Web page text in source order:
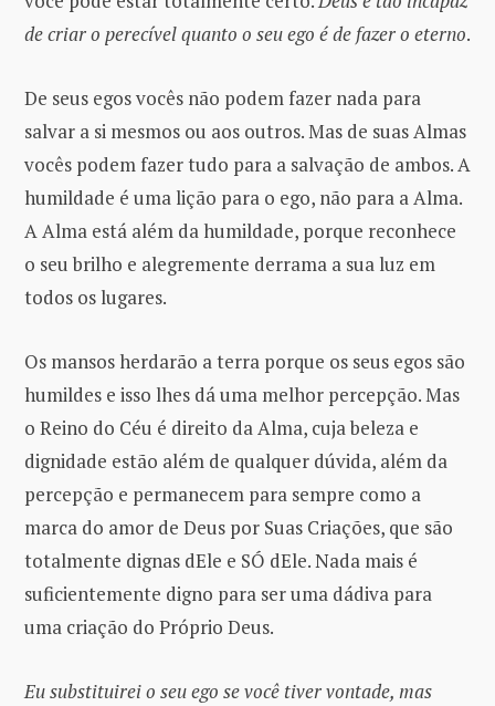
de criar o perecível quanto o seu ego é de fazer o eterno.
De seus egos vocês não podem fazer nada para
salvar a si mesmos ou aos outros. Mas de suas Almas
vocês podem fazer tudo para a salvação de ambos. A
humildade é uma lição para o ego, não para a Alma.
A Alma está além da humildade, porque reconhece
o seu brilho e alegremente derrama a sua luz em
todos os lugares.
Os mansos herdarão a terra porque os seus egos são
humildes e isso lhes dá uma melhor percepção. Mas
o Reino do Céu é direito da Alma, cuja beleza e
dignidade estão além de qualquer dúvida, além da
percepção e permanecem para sempre como a
marca do amor de Deus por Suas Criações, que são
totalmente dignas dEle e SÓ dEle. Nada mais é
suficientemente digno para ser uma dádiva para
uma criação do Próprio Deus.
Eu substituirei o seu ego se você tiver vontade, mas